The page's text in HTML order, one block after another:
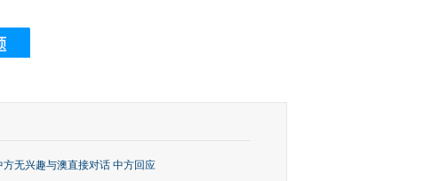
无兴趣与澳直接对话 中方回应